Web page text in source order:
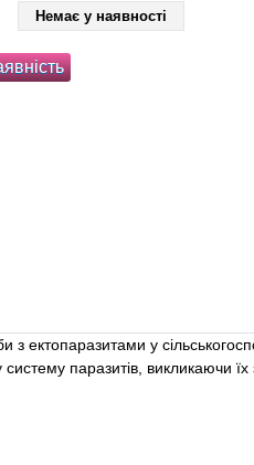
Немає у наявності
ектопаразитами у
паразитів, викликаючи їх